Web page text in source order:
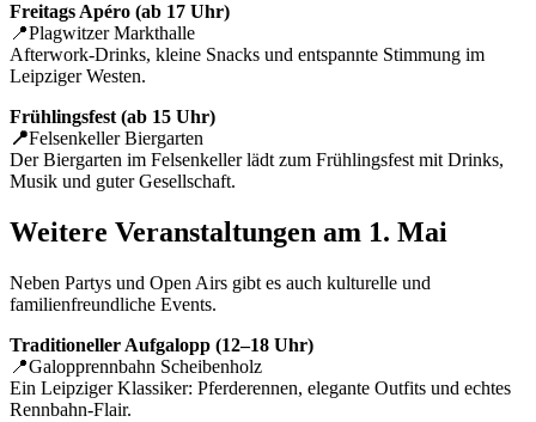
Freitags Apéro (ab 17 Uhr)
📍Plagwitzer Markthalle
Afterwork-Drinks, kleine Snacks und entspannte Stimmung im
Leipziger Westen.
Frühlingsfest (ab 15 Uhr)
📍Felsenkeller Biergarten
Der Biergarten im Felsenkeller lädt zum Frühlingsfest mit Drinks,
Musik und guter Gesellschaft.
Weitere Veranstaltungen am 1. Mai
Neben Partys und Open Airs gibt es auch kulturelle und
familienfreundliche Events.
Traditioneller Aufgalopp (12–18 Uhr)
📍Galopprennbahn Scheibenholz
Ein Leipziger Klassiker: Pferderennen, elegante Outfits und echtes
Rennbahn-Flair.